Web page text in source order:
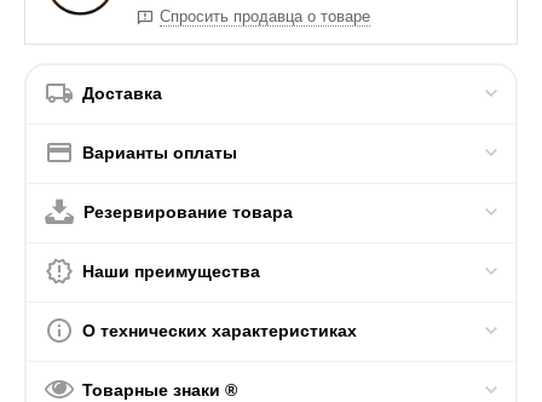
Спросить продавца о товаре
Доставка
Варианты оплаты
Резервирование товара
Наши преимущества
О технических характеристиках
Товарные знаки ®